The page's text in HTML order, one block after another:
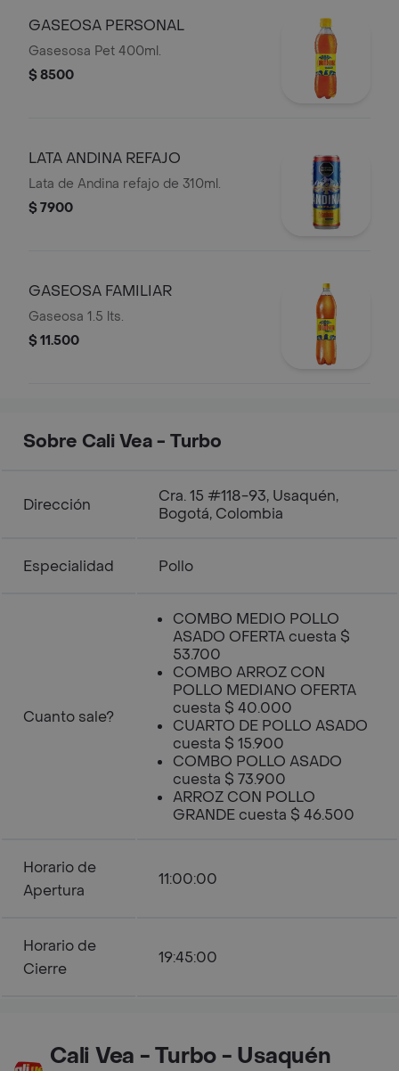
GASEOSA PERSONAL
Gasesosa Pet 400ml.
$ 8500
LATA ANDINA REFAJO
Lata de Andina refajo de 310ml.
$ 7900
GASEOSA FAMILIAR
Gaseosa 1.5 lts.
$ 11.500
Sobre Cali Vea - Turbo
Dirección
Cra. 15 #118-93, Usaquén,
Bogotá, Colombia
Especialidad Pollo
Cuanto sale?
COMBO MEDIO POLLO
ASADO OFERTA cuesta $
53.700
COMBO ARROZ CON
POLLO MEDIANO OFERTA
cuesta $ 40.000
CUARTO DE POLLO ASADO
cuesta $ 15.900
COMBO POLLO ASADO
cuesta $ 73.900
ARROZ CON POLLO
GRANDE cuesta $ 46.500
Horario de
Apertura
11:00:00
Horario de
Cierre
19:45:00
Cali Vea - Turbo - Usaquén